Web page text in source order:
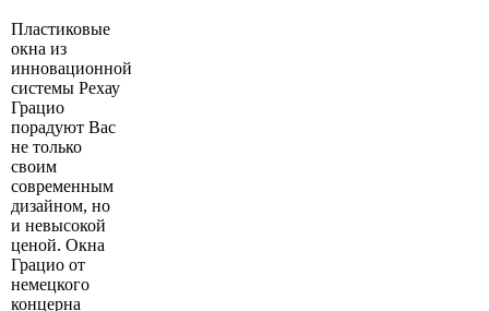
Пластиковые
окна из
инновационной
системы Рехау
Грацио
порадуют Вас
не только
своим
современным
дизайном, но
и невысокой
ценой. Окна
Грацио от
немецкого
концерна